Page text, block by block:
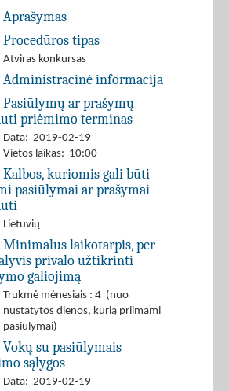
Aprašymas
Procedūros tipas
Atviras konkursas
Administracinė informacija
Pasiūlymų ar prašymų
priėmimo terminas
Data: 2019-02-19
Vietos laikas: 10:00
Kalbos, kuriomis gali būti
pasiūlymai ar prašymai
Lietuvių
Minimalus laikotarpis, per
privalo užtikrinti
galiojimą
Trukmė mėnesiais : 4 (nuo
nustatytos dienos, kurią priimami
pasiūlymai)
Vokų su pasiūlymais
sąlygos
Data: 2019-02-19